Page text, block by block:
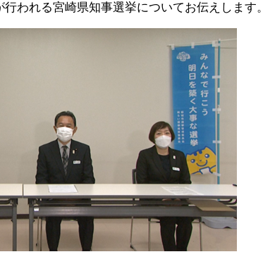
われる宮崎県知事選挙についてお伝えします。